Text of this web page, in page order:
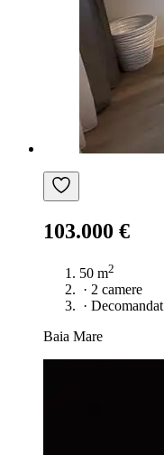
103.000 €
50 m2
· 2 camere
· Decomandat
Baia Mare